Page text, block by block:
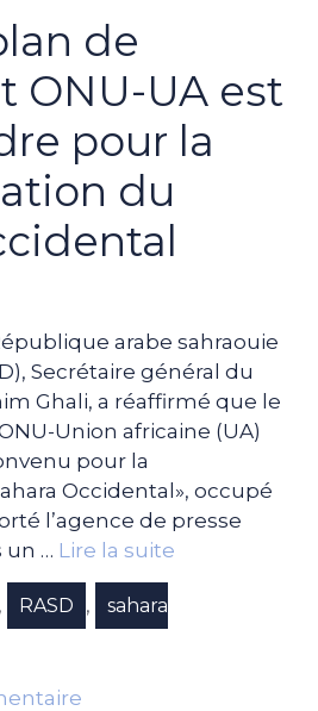
de
ONU-UA est
pour la
du
arabe sahraouie
Secrétaire général du
Ghali, a réaffirmé que le
Union africaine (UA)
pour la
Occidental», occupé
l’agence de presse
un … Lire la suite
, RASD ,
sahara